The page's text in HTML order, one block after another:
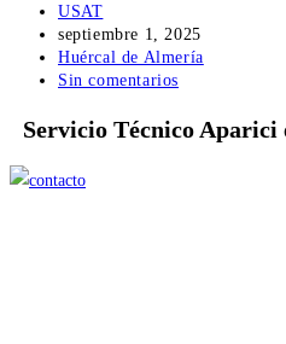
Autor
de
la
entrada:
USAT
Publicación
de
la
septiembre 1, 2025
Categoría
de
entrada:
Huércal de Almería
Comentarios
la
Sin comentarios
Servicio Técnico